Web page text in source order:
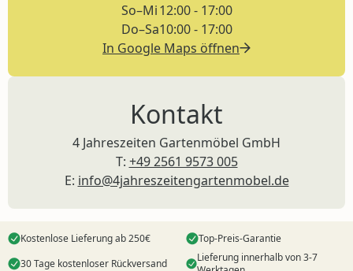
So–Mi
Do–Sa
12:00 - 17:00
10:00 - 17:00
In Google Maps öffnen
Kontakt
4 Jahreszeiten Gartenmöbel GmbH
T: +49 2561 9573 005
E: info@4jahreszeitengartenmobel.de
Kostenlose Lieferung ab 250€
Top-Preis-Garantie
30 Tage kostenloser Rückversand
Lieferung innerhalb von 3-7